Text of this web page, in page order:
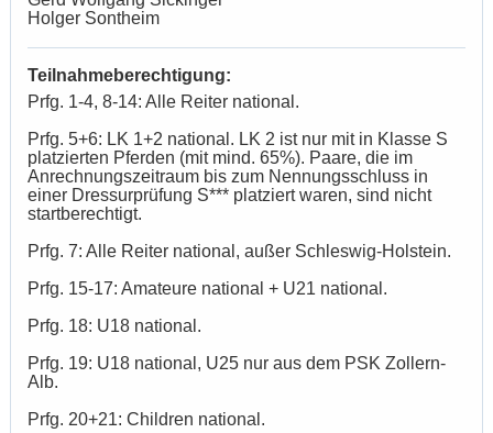
Holger Sontheim
Teilnahmeberechtigung:
Prfg. 1-4, 8-14: Alle Reiter national.
Prfg. 5+6: LK 1+2 national. LK 2 ist nur mit in Klasse S
platzierten Pferden (mit mind. 65%). Paare, die im
Anrechnungszeitraum bis zum Nennungsschluss in
einer Dressurprüfung S*** platziert waren, sind nicht
startberechtigt.
Prfg. 7: Alle Reiter national, außer Schleswig-Holstein.
Prfg. 15-17: Amateure national + U21 national.
Prfg. 18: U18 national.
Prfg. 19: U18 national, U25 nur aus dem PSK Zollern-
Alb.
Prfg. 20+21: Children national.